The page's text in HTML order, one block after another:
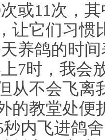
或11次，
让它们习惯
养鸽的时
7时，我会
从不会飞离
的教堂处便
内飞进鸽